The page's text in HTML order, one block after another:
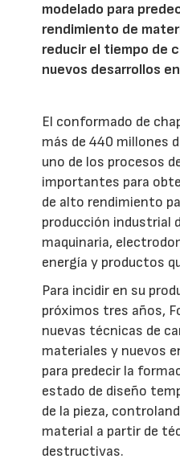
modelado para
rendimiento de
reducir el tiempo de
nuevos desarrollos
El conformado de
más de 440 millones
uno de los procesos
importantes para
de alto rendimiento
producción industrial
maquinaria,
energía y productos
Para incidir en su
próximos tres años,
nuevas técnicas de
materiales y nuevos
para predecir la
estado de diseño
de la pieza,
material a partir de
destructivas.